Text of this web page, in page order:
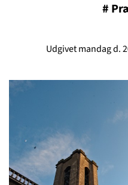
#
Udgivet mandag d.